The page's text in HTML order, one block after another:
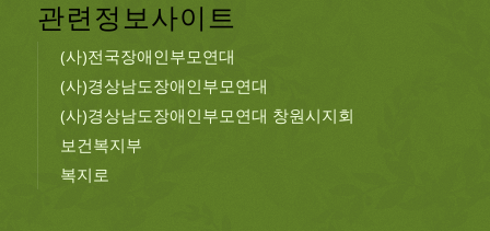
관련정보사이트
(사)전국장애인부모연대
(사)경상남도장애인부모연대
(사)경상남도장애인부모연대 창원시지회
보건복지부
복지로